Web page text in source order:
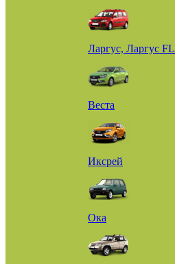
Ларгус, Ларгус FL
Веста
Иксрей
Ока